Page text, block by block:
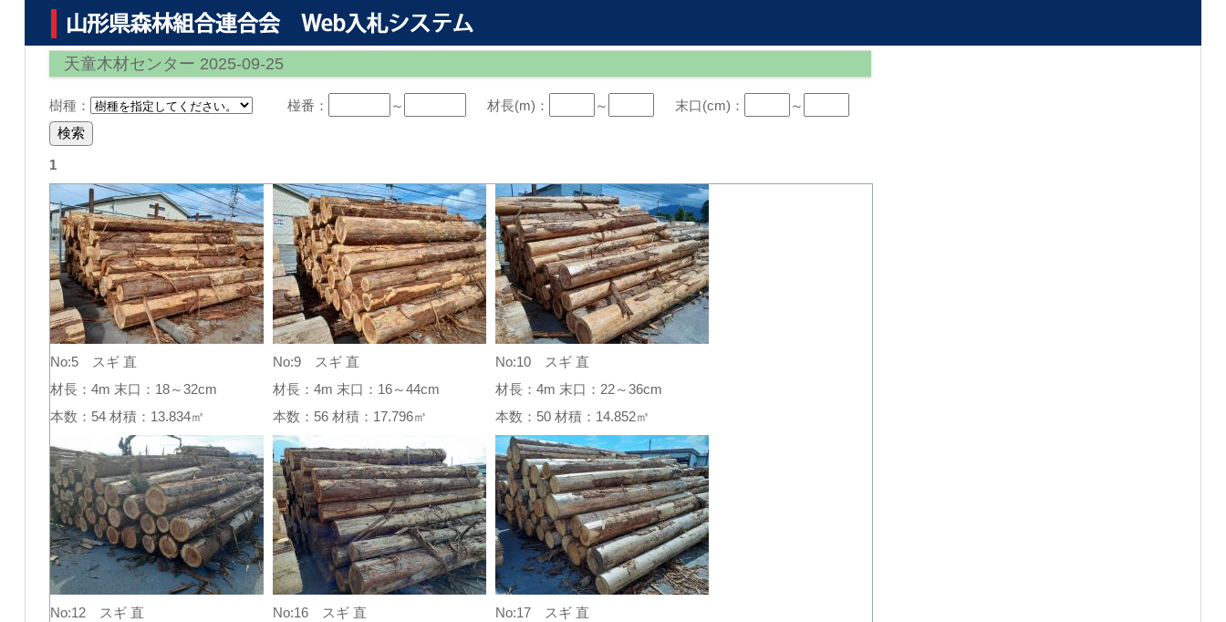
天童木材センター 2025-09-25
樹種： 椪番： ～ 材長(m)： ～ 末口(cm)： ～
1
No:5 スギ 直
材長：4m 末口：18～32cm
本数：54 材積：13.834㎥
No:9 スギ 直
材長：4m 末口：16～44cm
本数：56 材積：17.796㎥
No:10 スギ 直
材長：4m 末口：22～36cm
本数：50 材積：14.852㎥
No:12 スギ 直
No:16 スギ 直
No:17 スギ 直